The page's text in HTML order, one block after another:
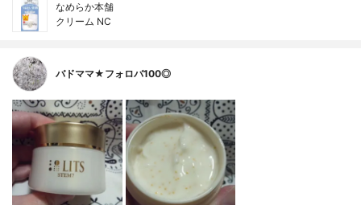
なめらか本舗
クリーム NC
バドママ★フォロバ100◎